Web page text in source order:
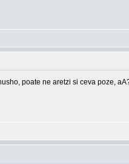
poate ne aretzi si ceva poze,